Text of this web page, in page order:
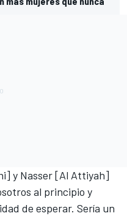
y Nasser [Al Attiyah]
al principio y
de esperar. Sería un